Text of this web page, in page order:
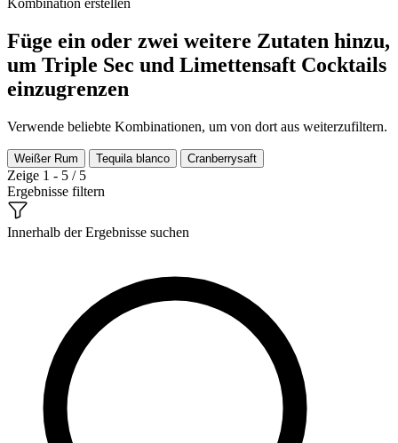
Kombination erstellen
Füge ein oder zwei weitere Zutaten hinzu,
um Triple Sec und Limettensaft Cocktails
einzugrenzen
Verwende beliebte Kombinationen, um von dort aus weiterzufiltern.
Weißer Rum Tequila blanco Cranberrysaft
Zeige 1 - 5 / 5
Ergebnisse filtern
Innerhalb der Ergebnisse suchen